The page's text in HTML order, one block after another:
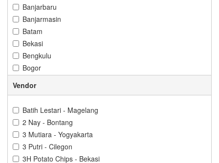
Banjarbaru
Banjarmasin
Batam
Bekasi
Bengkulu
Bogor
Denpasar
Vendor
Batih Lestari - Magelang
2 Nay - Bontang
3 Mutiara - Yogyakarta
3 Putri - Cilegon
3H Potato Chips - Bekasi